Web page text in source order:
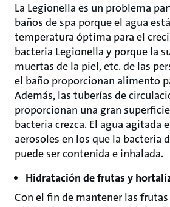
La Legionella es un problema
baños de spa porque el agua
temperatura óptima para el
bacteria Legionella y porque la
muertas de la piel, etc. de las
el baño proporcionan alimento
Además, las tuberías de
proporcionan una gran
bacteria crezca. El agua agitada
aerosoles en los que la bacteria
puede ser contenida e inhalada.
Hidratación de frutas y
Con el fin de mantener las